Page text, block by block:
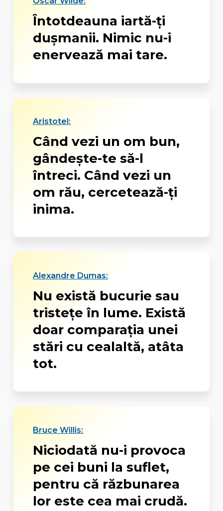
Întotdeauna iartă-ți
dușmanii. Nimic nu-i
enervează mai tare.
Aristotel:
Când vezi un om bun,
gândește-te să-l
întreci. Când vezi un
om rău, cercetează-ți
inima.
Alexandre Dumas:
Nu există bucurie sau
tristețe în lume. Există
doar comparația unei
stări cu cealaltă, atâta
tot.
Bruce Willis:
Niciodată nu-i provoca
pe cei buni la suflet,
pentru că răzbunarea
lor este cea mai crudă.